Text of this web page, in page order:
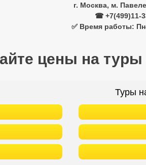
г. Москва, м.
☎ +7(499)11-
✅ Время работы:
цены на
Туры